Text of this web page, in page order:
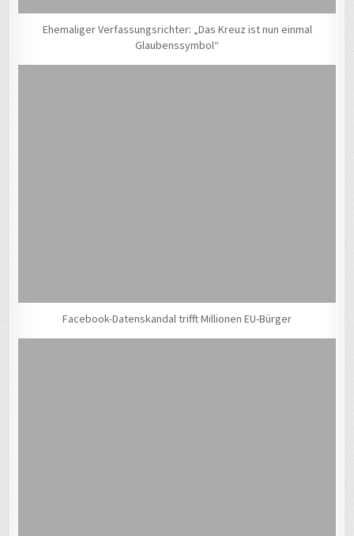
Ehemaliger Verfassungsrichter: „Das Kreuz ist nun einmal
Glaubenssymbol“
Facebook-Datenskandal trifft Millionen EU-Bürger